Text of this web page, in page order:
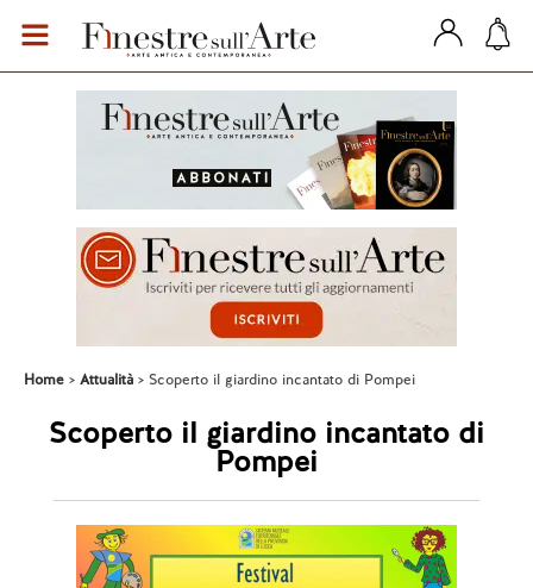
Home Attualità Scoperto il giardino incantato di Pompei
Scoperto il giardino incantato di
Pompei